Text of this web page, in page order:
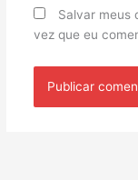
Salvar meus
vez que eu